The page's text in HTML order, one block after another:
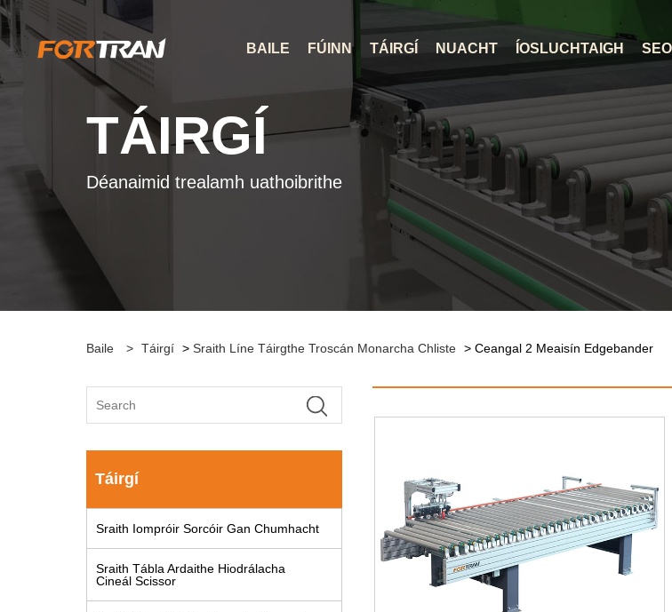
BAILE FÚINN TÁIRGÍ NUACHT ÍOSLUCHTAIGH
TÁIRGÍ
Déanaimid trealamh uathoibrithe
Baile > Táirgí > Sraith Líne Táirgthe Troscán Monarcha Chliste > Ceangal 2 Meaisín Edgebander
Táirgí
Sraith Iompróir Sorcóir Gan Chumhacht
Sraith Tábla Ardaithe Hiodrálacha
Cineál Scissor